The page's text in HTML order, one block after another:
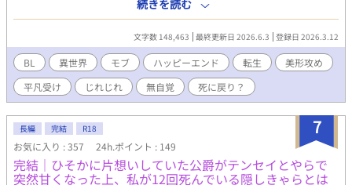
せないために改変させた物語は、大きく捻れて歪んでしまった。
原作では不憫な主人公として死に戻るはずのリカルドなのに、美
形で自信満々な逞しい騎士に成長して、なぜか僕を追いかけてく
る。 本来の攻めも、なんだか様子がおかしいし。 だから、僕はリ
カルドに別れを告げて――。 自惚れリカルド × 鈍感なモブ転生
者アーロン 果たして死に戻りは回避できるのか？ じれったくも切
ないふたりの恋は加速する。 ………………… 《転生した原作BL
漫画『死に戻った疎まれ令息は、逃げられない』のあらすじ》 主
人公リカルドは王命により辺境伯ルシオと結婚することになり、
婚姻した初夜に「お前を愛することはない」と告げられる。 辺境
伯の邸で疎まれた伴侶としての生活がはじまった。しかしリカル
ドは、15歳のときに魔法動物の暴走により馬車ごと崖から落下し
続きを読む
文字数 148,463 最終更新日 2026.6.3 登録日 2026.3.12
BL 異世界 モブ ハッピーエンド 転生
美形攻め
平凡受け
じれじれ 無自覚 死に戻り？
7
長編 完結 R18
お気に入り : 357 24h.ポイント : 149
完結｜ひそかに片想いしていた公爵がテンセイとやらで
突然甘くなった上、私が12回死んでいる隠しきゃらとは